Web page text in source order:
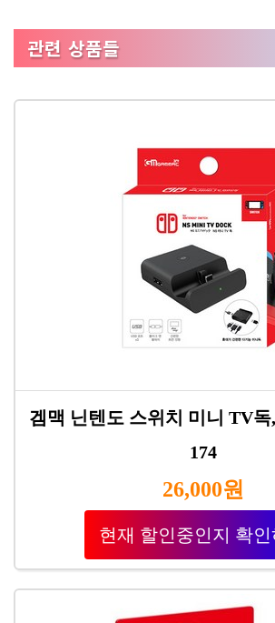
관련 상품들
겜맥 닌텐도 스위치 미니 TV
174
26,000원
현재 할인중인지 확인